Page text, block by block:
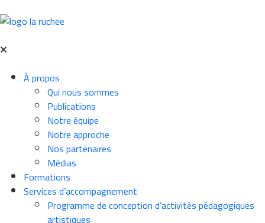
À propos
Qui nous sommes
Publications
Notre équipe
Notre approche
Nos partenaires
Médias
Formations
Services d’accompagnement
Programme de conception d’activités pédagogiques
artistiques